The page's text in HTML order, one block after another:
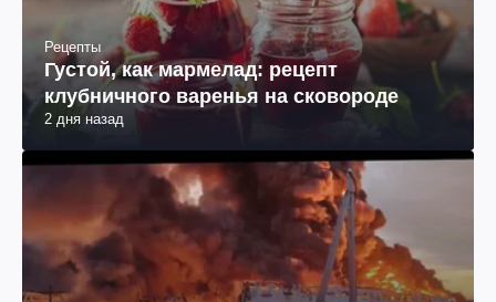
Рецепты
Густой, как мармелад: рецепт
клубничного варенья на сковороде
2 дня назад